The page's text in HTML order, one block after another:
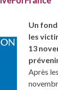
Un
les
13
Après